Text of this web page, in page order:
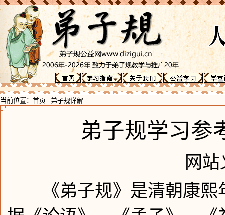
当前位置： 首页 - 弟子规详解
弟子规学习参
网
《弟子规》是清朝康熙